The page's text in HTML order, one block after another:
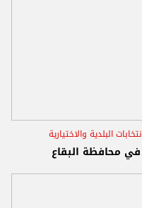
البلدية والاختيارية
في محافظة البقاع